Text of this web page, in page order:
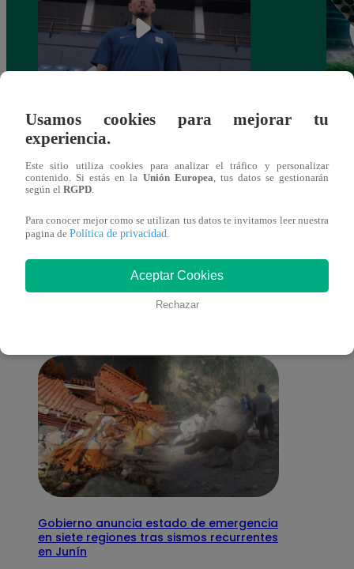
Alianza Lima: así anunció a Sergio Peña
como nuevo fichaje para el Torneo
También te puede
interesar
Gobierno anuncia estado de emergencia
en siete regiones tras sismos recurrentes
en Junín
Usamos cookies para mejorar tu
experiencia.
Este sitio utiliza cookies para analizar el tráfico y personalizar
contenido. Si estás en la Unión Europea, tus datos se gestionarán
según el RGPD.
Para conocer mejor como se utilizan tus datos te invitamos leer nuestra
pagina de Política de privacidad.
Aceptar Cookies
Rechazar